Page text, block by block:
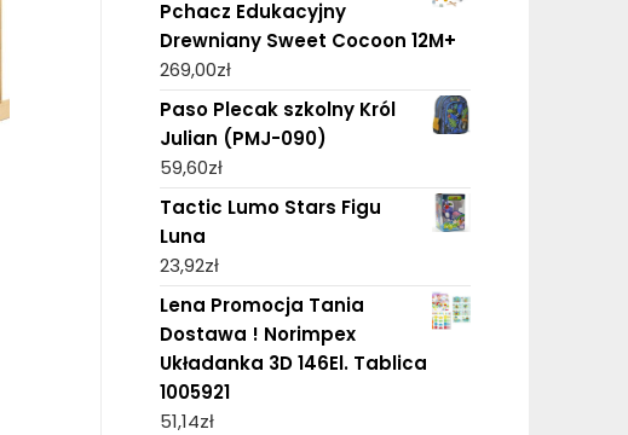
Pchacz Edukacyjny
Drewniany Sweet Cocoon 12M+
269,00zł
Paso Plecak szkolny Król
Julian (PMJ-090)
59,60zł
Tactic Lumo Stars Figu
Luna
23,92zł
Lena Promocja Tania
Dostawa ! Norimpex
Układanka 3D 146El. Tablica
1005921
51,14zł